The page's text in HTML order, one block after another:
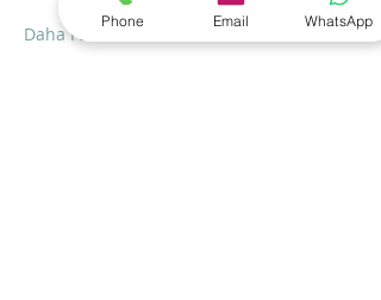
Daha Fazla Göster
Phone Email WhatsApp